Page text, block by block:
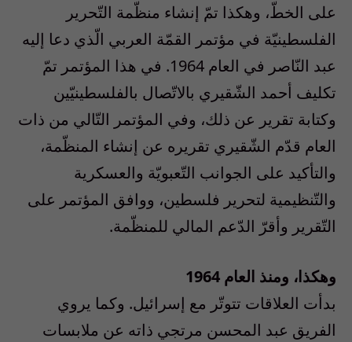
على الخطّ، وهكذا تمّ إنشاء منظّمة التّحرير
الفلسطينيّة في مؤتمر القمّة العربي الّذي دعا إليه
عبد النّاصر في العام 1964. في هذا المؤتمر تمّ
تكليف أحمد الشّقيري بالاتّصال بالفلسطينيّين
وكتابة تقرير عن ذلك، وفي المؤتمر التّالي من ذات
العام قدّم الشّقيري تقريره عن إنشاء المنظّمة،
والتأكيد على الجوانب التّعبويّة والعسكرية
والتّنظيمية لتحرير فلسطين، ووافق المؤتمر على
التّقرير وأقرّ الدّعم المالي للمنظّمة.
وهكذا، ومنذ العام 1964
بدأت العلاقات تتوتّر مع إسرائيل. وكما يروي
الفريق عبد المحسن مرتجي ذاته عن ملابسات